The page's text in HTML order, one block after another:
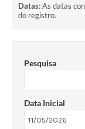
Datas:As datas
do registro.
Pesquisa
Data Inicial